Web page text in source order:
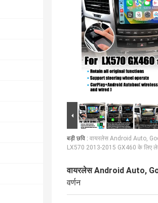
बड़ी छवि : वायरलेस Android Auto,
LX570 2013-2015 GX460 के लिए
वायरलेस Android Auto,
वर्णन